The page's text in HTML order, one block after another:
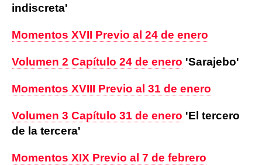
indiscreta'
Momentos XVII Previo al 24 de enero
Volumen 2 Capítulo 24 de enero 'Sarajebo'
Momentos XVIII Previo al 31 de enero
Volumen 3 Capítulo 31 de enero 'El tercero
de la tercera'
Momentos XIX Previo al 7 de febrero